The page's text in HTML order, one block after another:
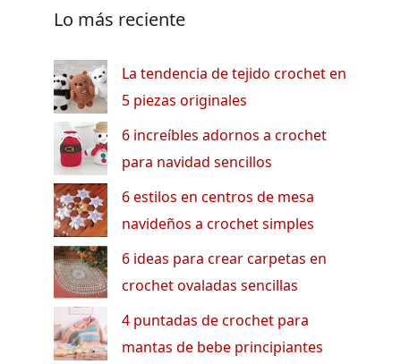
Lo más reciente
La tendencia de tejido crochet en
5 piezas originales
6 increíbles adornos a crochet
para navidad sencillos
6 estilos en centros de mesa
navideños a crochet simples
6 ideas para crear carpetas en
crochet ovaladas sencillas
4 puntadas de crochet para
mantas de bebe principiantes